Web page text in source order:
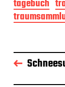
tagebuch